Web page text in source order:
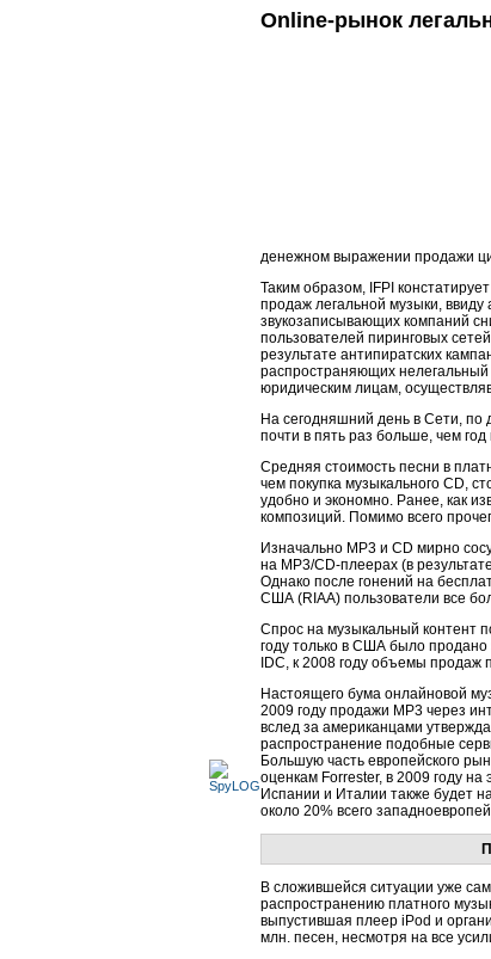
Online-рынок
денежном выражении продажи
Таким образом, IFPI
продаж легальной музыки, ввиду
звукозаписывающих компаний
пользователей пиринговых
результате антипиратских
распространяющих
юридическим лицам,
На сегодняшний день в Сети,
почти в пять раз больше, чем
Средняя стоимость песни в
чем покупка музыкального CD,
удобно и экономно. Ранее, как
композиций. Помимо всего
Изначально MP3 и СD мирно
на MP3/СD-плеерах (в
Однако после гонений на
США (RIAA) пользователи все
Спрос на музыкальный контент
году только в США было
IDC, к 2008 году объемы продаж
Настоящего бума онлайновой
2009 году продажи МР3 через
вслед за американцами
распространение подобные
Большую часть европейского
оценкам Forrester, в 2009 году
Испании и Италии также будет
около 20% всего
В сложившейся ситуации уже
распространению платного
выпустившая плеер iPod и
млн. песен, несмотря на все